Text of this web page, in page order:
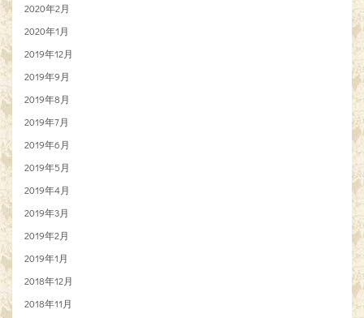
2020年2月
2020年1月
2019年12月
2019年9月
2019年8月
2019年7月
2019年6月
2019年5月
2019年4月
2019年3月
2019年2月
2019年1月
2018年12月
2018年11月